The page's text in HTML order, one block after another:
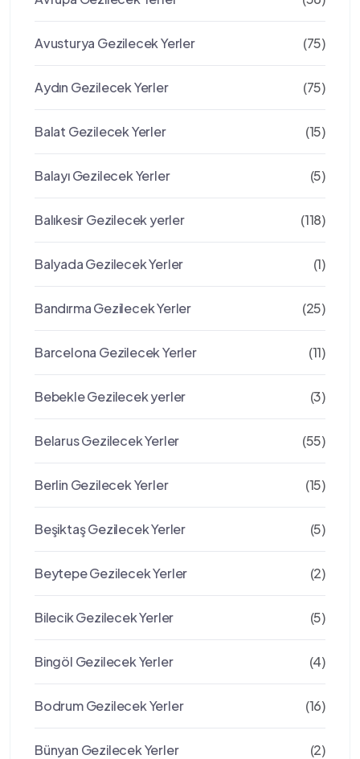
Avusturya Gezilecek Yerler (75)
Aydın Gezilecek Yerler (75)
Balat Gezilecek Yerler (15)
Balayı Gezilecek Yerler (5)
Balıkesir Gezilecek yerler (118)
Balyada Gezilecek Yerler (1)
Bandırma Gezilecek Yerler (25)
Barcelona Gezilecek Yerler (11)
Bebekle Gezilecek yerler (3)
Belarus Gezilecek Yerler (55)
Berlin Gezilecek Yerler (15)
Beşiktaş Gezilecek Yerler (5)
Beytepe Gezilecek Yerler (2)
Bilecik Gezilecek Yerler (5)
Bingöl Gezilecek Yerler (4)
Bodrum Gezilecek Yerler (16)
Bünyan Gezilecek Yerler (2)